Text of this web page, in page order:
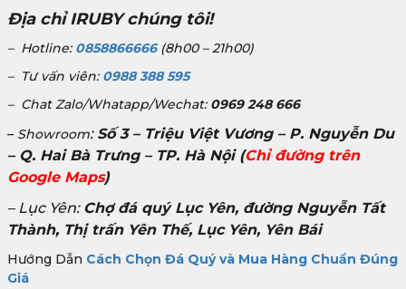
Địa chỉ IRUBY chúng tôi!
– Hotline: 0858866666(8h00 – 21h00)
– Tư vấn viên: 0988 388 595
– Chat Zalo/Whatapp/Wechat: 0969 248 666
– Showroom: Số 3 – Triệu Việt Vương – P. Nguyễn Du
– Q. Hai Bà Trưng – TP. Hà Nội(Chỉ đường trên
Google Maps)
– Lục Yên: Chợ đá quý Lục Yên, đường Nguyễn Tất
Thành, Thị trấn Yên Thế, Lục Yên, Yên Bái
Hướng Dẫn Cách Chọn Đá Quý và Mua Hàng Chuẩn Đúng
Giá